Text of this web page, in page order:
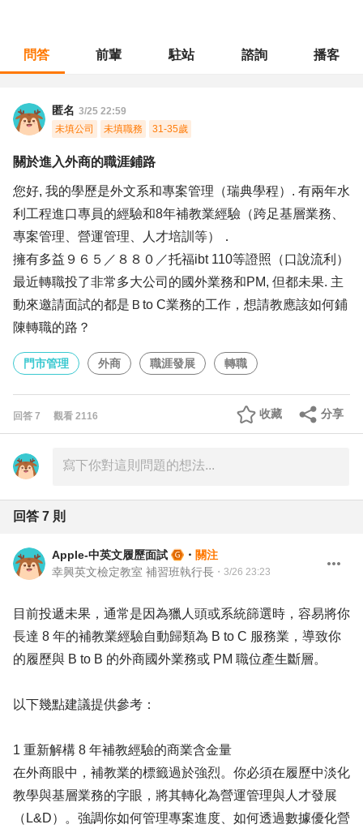
問答 前輩 駐站 諮詢 播客
匿名 3/25 22:59
未填公司
未填職務 31-35歲
關於進入外商的職涯鋪路
您好, 我的學歷是外文系和專案管理（瑞典學程）. 有兩年水
利工程進口專員的經驗和8年補教業經驗（跨足基層業務、
專案管理、營運管理、人才培訓等）．
擁有多益９６５／８８０／托福ibt 110等證照（口說流利）
最近轉職投了非常多大公司的國外業務和PM, 但都未果. 主
動來邀請面試的都是Ｂto C業務的工作，想請教應該如何鋪
陳轉職的路？
門市管理 外商 職涯發展 轉職
回答 7 觀看 2116 分享
收藏
回答 7 則
Apple-中英文履歷面試 ・ 關注
幸興英文檢定教室 補習班執行長 ・ 3/26 23:23
目前投遞未果，通常是因為獵人頭或系統篩選時，容易將你
長達 8 年的補教業經驗自動歸類為 B to C 服務業，導致你
的履歷與 B to B 的外商國外業務或 PM 職位產生斷層。
以下幾點建議提供參考：
1 重新解構 8 年補教經驗的商業含金量
在外商眼中，補教業的標籤過於強烈。你必須在履歷中淡化
教學與基層業務的字眼，將其轉化為營運管理與人才發展
（L&D）。強調你如何管理專案進度、如何透過數據優化營